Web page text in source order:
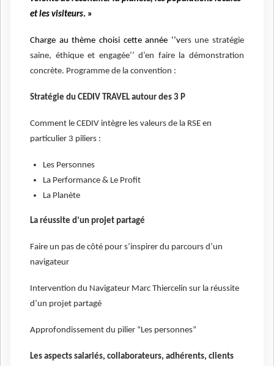
et les visiteurs. »
Charge au thème choisi cette année ‘’vers une stratégie
saine, éthique et engagée’’ d’en faire la démonstration
concrète. Programme de la convention :
Stratégie du CEDIV TRAVEL autour des 3 P
Comment le CEDIV intègre les valeurs de la RSE en
particulier 3 piliers :
Les Personnes
La Performance & Le Profit
La Planète
La réussite d’un projet partagé
Faire un pas de côté pour s’inspirer du parcours d’un
navigateur
Intervention du Navigateur Marc Thiercelin sur la réussite
d’un projet partagé
Approfondissement du pilier “Les personnes”
Les aspects salariés, collaborateurs, adhérents, clients